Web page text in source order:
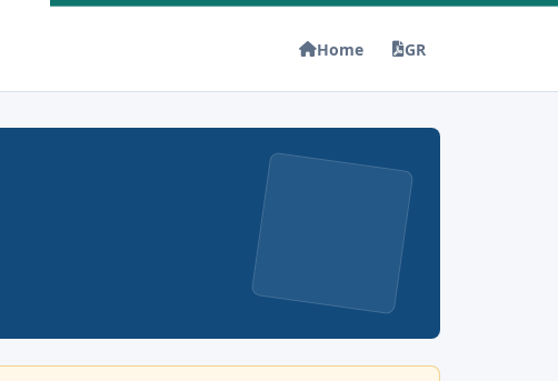
Home GR